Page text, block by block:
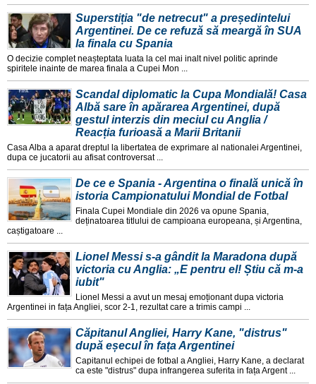
Superstiția "de netrecut" a președintelui
Argentinei. De ce refuză să meargă în SUA
la finala cu Spania
O decizie complet neașteptata luata la cel mai inalt nivel politic aprinde
spiritele inainte de marea finala a Cupei Mon ...
Scandal diplomatic la Cupa Mondială! Casa
Albă sare în apărarea Argentinei, după
gestul interzis din meciul cu Anglia /
Reacția furioasă a Marii Britanii
Casa Alba a aparat dreptul la libertatea de exprimare al nationalei Argentinei,
dupa ce jucatorii au afisat controversat ...
De ce e Spania - Argentina o finală unică în
istoria Campionatului Mondial de Fotbal
Finala Cupei Mondiale din 2026 va opune Spania,
deținatoarea titlului de campioana europeana, și Argentina,
caștigatoare ...
Lionel Messi s-a gândit la Maradona după
victoria cu Anglia: „E pentru el! Știu că m-a
iubit"
Lionel Messi a avut un mesaj emoționant dupa victoria
Argentinei in fața Angliei, scor 2-1, rezultat care a trimis campi ...
Căpitanul Angliei, Harry Kane, "distrus"
după eșecul în fața Argentinei
Capitanul echipei de fotbal a Angliei, Harry Kane, a declarat
ca este "distrus" dupa infrangerea suferita in fața Argent ...